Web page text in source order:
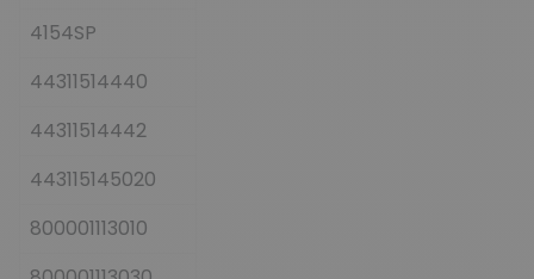
4154SP
44311514440
44311514442
443115145020
800001113010